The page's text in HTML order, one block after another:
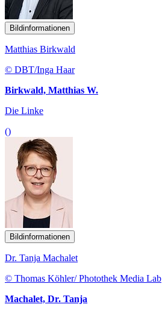
Bildinformationen
Matthias Birkwald
© DBT/Inga Haar
Birkwald, Matthias W.
Die Linke
()
Bildinformationen
Dr. Tanja Machalet
© Thomas Köhler/ Photothek Media Lab
Machalet, Dr. Tanja